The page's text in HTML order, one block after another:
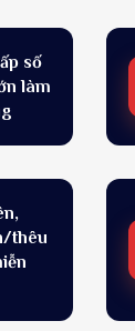
số
làm
thêu